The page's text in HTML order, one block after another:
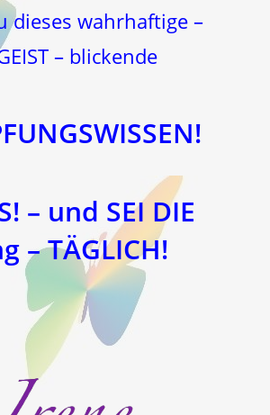
dieses wahrhaftige –
– blickende
– und SEI DIE
– TÄGLICH!